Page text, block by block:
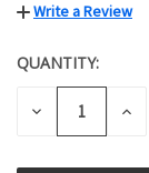
Write a Review
CURRENT
STOCK:
QUANTITY:
DECREASE